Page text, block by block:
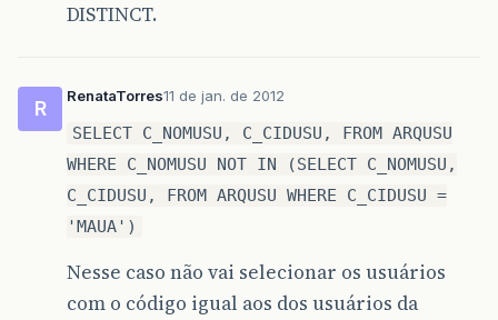
DISTINCT.
R
RenataTorres11 de jan. de 2012
SELECT C_NOMUSU, C_CIDUSU, FROM ARQUSU
WHERE C_NOMUSU NOT IN (SELECT C_NOMUSU,
C_CIDUSU, FROM ARQUSU WHERE C_CIDUSU =
'MAUA')
Nesse caso não vai selecionar os usuários
com o código igual aos dos usuários da